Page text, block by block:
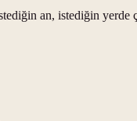
an, istediğin yerde